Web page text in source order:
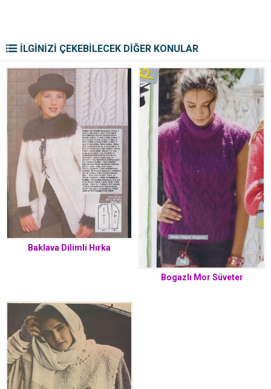
İLGİNİZİ ÇEKEBİLECEK DİĞER KONULAR
Baklava Dilimli Hırka
Bogazlı Mor Süveter